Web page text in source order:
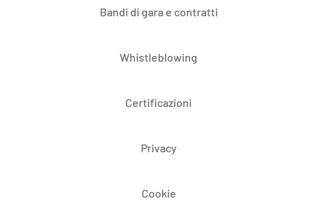
Bandi di gara e contratti
Whistleblowing
Certificazioni
Privacy
Cookie